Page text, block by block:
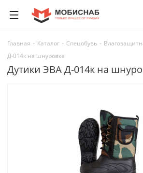
Главная - Каталог - Спецобувь -
Д-014к на шнуровке
Дутики ЭВА Д-014к на